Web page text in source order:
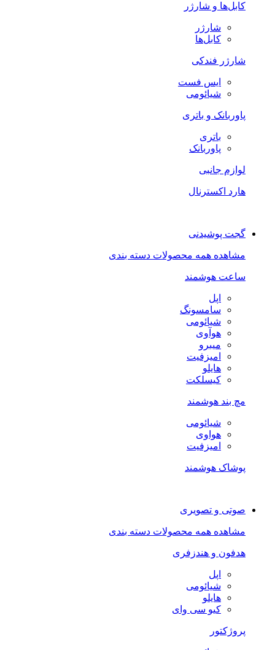
کابل‌ها و شارژر
شارژر
کابل‌ها
شارژر فندکی
ایس فست
شیائومی
پاوربانک و باتری
باتری
پاوربانک
لوازم جانبی
هارد اکسترنال
گجت پوشیدنی
مشاهده همه محصولات دسته بندی
ساعت هوشمند
اپل
سامسونگ
شیائومی
هوآوی
میبرو
امیزفیت
هایلو
کیسلکت
مچ بند هوشمند
شیائومی
هواوی
امیزفیت
پوشاک هوشمند
صوتی و تصویری
مشاهده همه محصولات دسته بندی
هدفون و هندزفری
اپل
شیائومی
هایلو
کیو سی وای
پروژکتور